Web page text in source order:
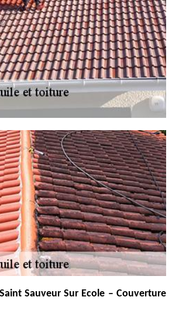
Sauveur Sur Ecole – Couverture